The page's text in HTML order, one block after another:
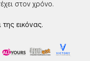
στον χρόνο.
εικόνας.